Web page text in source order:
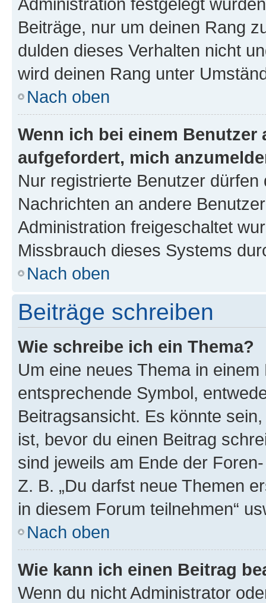
Beiträge, nur um deinen Rang
dulden dieses Verhalten nicht
wird deinen Rang unter
Nach oben
Wenn ich bei einem
aufgefordert, mich
Nur registrierte Benutzer
Nachrichten an andere
Administration freigeschaltet
Missbrauch dieses Systems
Nach oben
Beiträge schreiben
Wie schreibe ich ein Thema?
Um eine neues Thema in
entsprechende Symbol,
Beitragsansicht. Es könnte
ist, bevor du einen Beitrag
sind jeweils am Ende der
Z. B. „Du darfst neue Themen
in diesem Forum teilnehmen“
Nach oben
Wie kann ich einen Beitrag
Wenn du nicht Administrator